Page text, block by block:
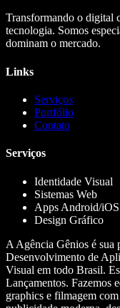
Transformando o digital
tecnologia. Somos
dominam o mercado.
Links
Serviços
Portfólio
Contato
Serviços
Identidade Visual
Sistemas Web
Apps Android/iOS
Design Gráfico
A Agência Gênios é sua
Desenvolvimento de
Visual em todo Brasil.
Lançamentos. Fazemos
graphics e filmagem